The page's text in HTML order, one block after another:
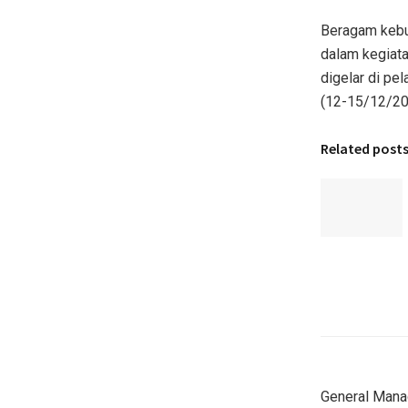
Beragam
dalam
digelar di
(12-15/12/
Related posts
General